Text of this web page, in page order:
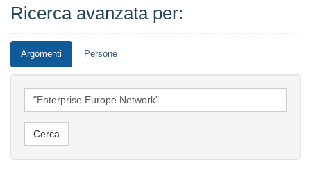
Ricerca avanzata per:
Argomenti Persone